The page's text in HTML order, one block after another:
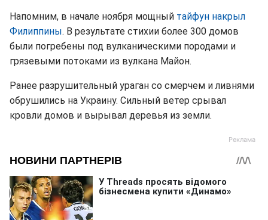
Напомним, в начале ноября мощный тайфун накрыл
Филиппины. В результате стихии более 300 домов
были погребены под вулканическими породами и
грязевыми потоками из вулкана Майон.
Ранее разрушительный ураган со смерчем и ливнями
обрушились на Украину. Сильный ветер срывал
кровли домов и вырывал деревья из земли.